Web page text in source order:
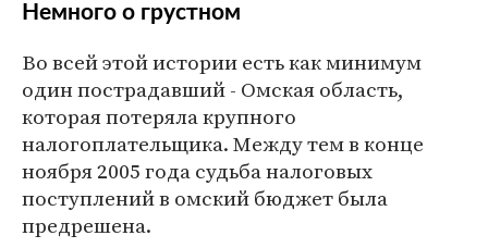
Немного о грустном
Во всей этой истории есть как минимум
один пострадавший - Омская область,
которая потеряла крупного
налогоплательщика. Между тем в конце
ноября 2005 года судьба налоговых
поступлений в омский бюджет была
предрешена.